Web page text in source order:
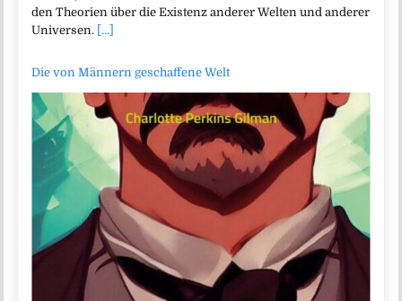
den Theorien über die Existenz anderer Welten und anderer
Universen. [...]
Die von Männern geschaffene Welt